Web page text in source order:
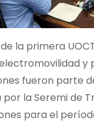
la primera
y
fueron parte
la Seremi de
para el